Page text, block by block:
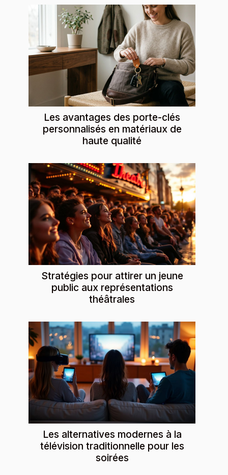
Les avantages des porte-clés
personnalisés en matériaux de
haute qualité
Stratégies pour attirer un jeune
public aux représentations
théâtrales
Les alternatives modernes à la
télévision traditionnelle pour les
soirées